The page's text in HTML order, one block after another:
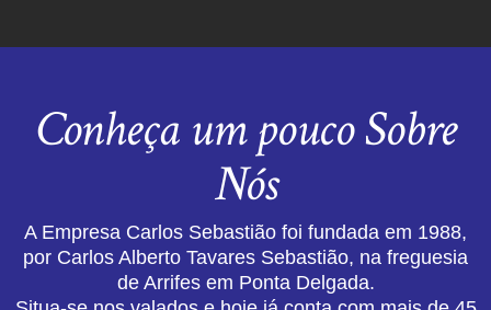
Conheça um pouco Sobre
Nós
A Empresa Carlos Sebastião foi fundada em 1988,
por Carlos Alberto Tavares Sebastião, na freguesia
de Arrifes em Ponta Delgada.